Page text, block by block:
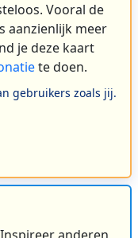
Vooral de
aanzienlijk meer
je deze kaart
te doen.
gebruikers zoals jij.